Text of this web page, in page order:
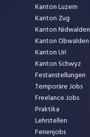
Kanton Luzern
Kanton Zug
Kanton Nidwalden
Kanton Obwalden
Kanton Uri
Kanton Schwyz
Festanstellungen
Temporäre Jobs
Freelance Jobs
Praktika
Lehrstellen
Ferienjobs